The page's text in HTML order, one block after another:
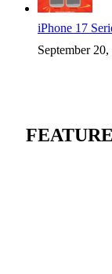
iPhone 17
September